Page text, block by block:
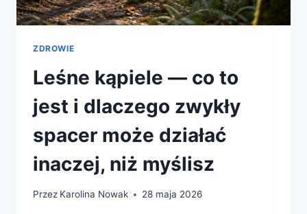
ZDROWIE
Leśne kąpiele — co to
jest i dlaczego zwykły
spacer może działać
inaczej, niż myślisz
Przez Karolina Nowak 28 maja 2026